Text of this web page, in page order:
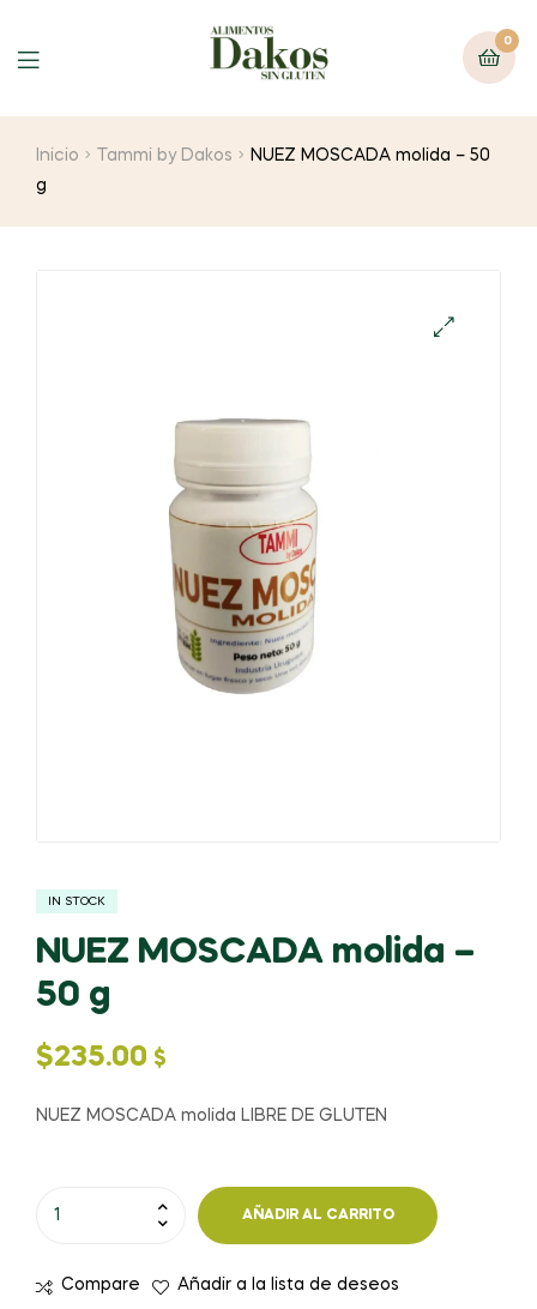
Menu
0
Inicio Tammi by Dakos
NUEZ MOSCADA molida – 50
g
IN STOCK
NUEZ MOSCADA molida –
50 g
$235.00 $
NUEZ MOSCADA molida LIBRE DE GLUTEN
-
AÑADIR AL CARRITO
Compare Añadir a la lista de deseos